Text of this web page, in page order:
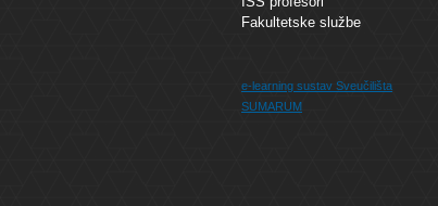
Fakultetske službe
e-learning sustav Sveučilišta
SUMARUM